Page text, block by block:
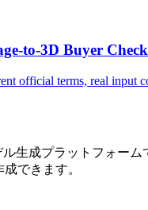
to-3D Buyer
official terms, real input
生成プラットフォー
できます。